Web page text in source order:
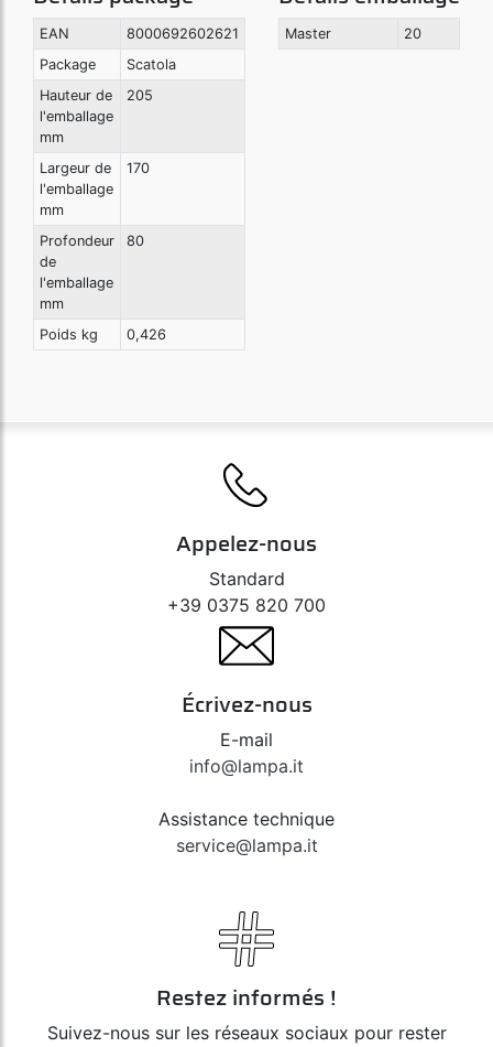
EAN
8000692602621
Package
Scatola
Hauteur de
l'emballage
mm
205
Largeur de
l'emballage
mm
170
Profondeur
de
l'emballage
mm
80
Poids kg 0,426
Master 20
Appelez-nous
Standard
+39 0375 820 700
Écrivez-nous
E-mail
info@lampa.it
Assistance technique
service@lampa.it
Restez informés !
Suivez-nous sur les réseaux sociaux pour rester